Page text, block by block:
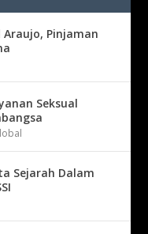
Araujo, Pinjaman
Seksual
Sejarah Dalam